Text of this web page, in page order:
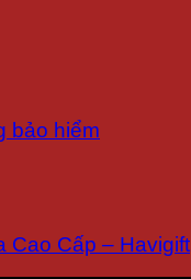
Cao Cấp – Havigift